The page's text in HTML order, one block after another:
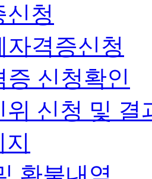
신청
자격증신청
증 신청확인
위 신청 및 결